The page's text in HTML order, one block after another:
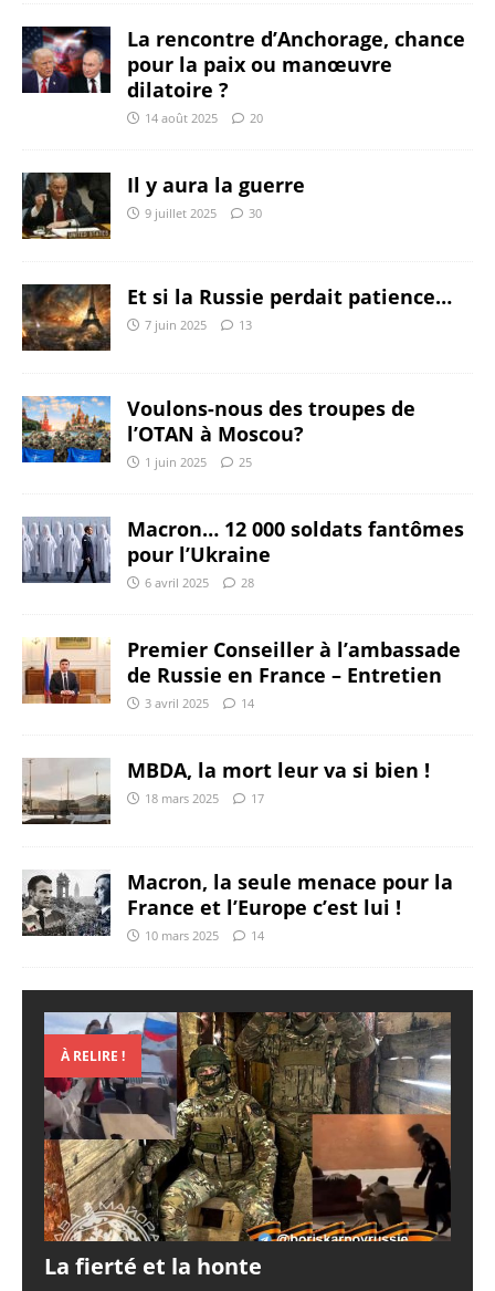
La rencontre d’Anchorage, chance
pour la paix ou manœuvre
dilatoire ?
14 août 2025 20
Il y aura la guerre
9 juillet 2025 30
Et si la Russie perdait patience…
7 juin 2025 13
Voulons-nous des troupes de
l’OTAN à Moscou?
1 juin 2025 25
Macron… 12 000 soldats fantômes
pour l’Ukraine
6 avril 2025 28
Premier Conseiller à l’ambassade
de Russie en France – Entretien
3 avril 2025 14
MBDA, la mort leur va si bien !
18 mars 2025 17
Macron, la seule menace pour la
France et l’Europe c’est lui !
10 mars 2025 14
À RELIRE !
La fierté et la honte